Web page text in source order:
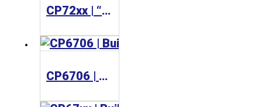
CP72xx | “Economy” Panel PC
CP6706 | Built-in Panel PC Panel PC